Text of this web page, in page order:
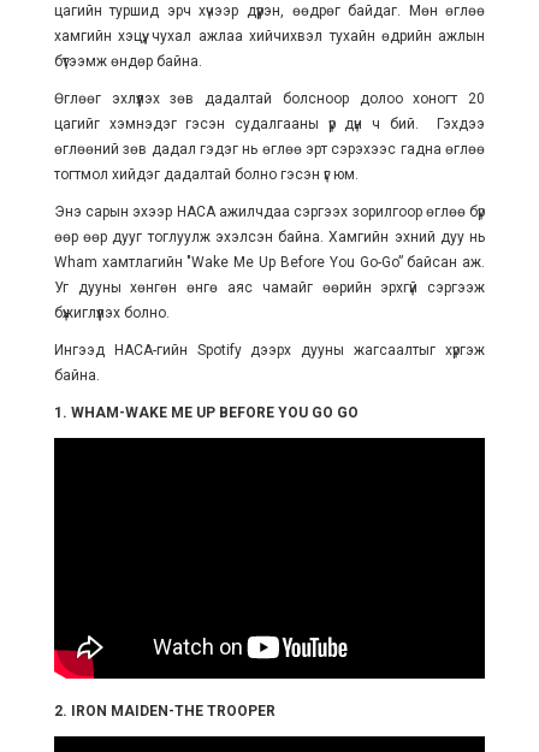
цагийн туршид эрч хүчээр дүүрэн, өөдрөг байдаг. Мөн өглөө
хамгийн хэцүү, чухал ажлаа хийчихвэл тухайн өдрийн ажлын
бүтээмж өндөр байна.
Өглөөг эхлүүлэх зөв дадалтай болсноор долоо хоногт 20
цагийг хэмнэдэг гэсэн судалгааны үр дүн ч бий. Гэхдээ
өглөөний зөв дадал гэдэг нь өглөө эрт сэрэхээс гадна өглөө
тогтмол хийдэг дадалтай болно гэсэн үг юм.
Энэ сарын эхээр НАСА ажилчдаа сэргээх зорилгоор өглөө бүр
өөр өөр дууг тоглуулж эхэлсэн байна. Хамгийн эхний дуу нь
Wham хамтлагийн "Wake Me Up Before You Go-Go” байсан аж.
Уг дууны хөнгөн өнгө аяс чамайг өөрийн эрхгүй сэргээж
бүжиглүүлэх болно.
Ингээд НАСА-гийн Spotify дээрх дууны жагсаалтыг хүргэж
байна.
1. WHAM-WAKE ME UP BEFORE YOU GO GO
2. IRON MAIDEN-THE TROOPER